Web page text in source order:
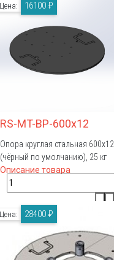
RS-MT-BP-600x12
Опора круглая стальная
(чёрный по умолчанию), 25 кг
Описание товара
Цена: 16100 ₽
Цена: 28400 ₽